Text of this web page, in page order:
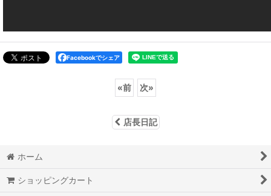
Facebookでシェア
«前 次»
店長日記
ホーム
ショッピングカート